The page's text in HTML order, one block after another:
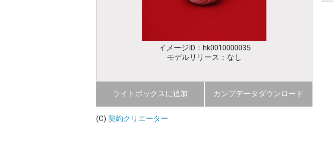
イメージID：hk0010000035
モデルリリース：なし
ライトボックスに追加 カンプデータダウンロード
(C) 契約クリエーター